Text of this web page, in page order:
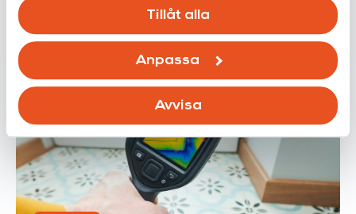
Tillåt alla
Anpassa
Avvisa
15.03.2026
Läs mer